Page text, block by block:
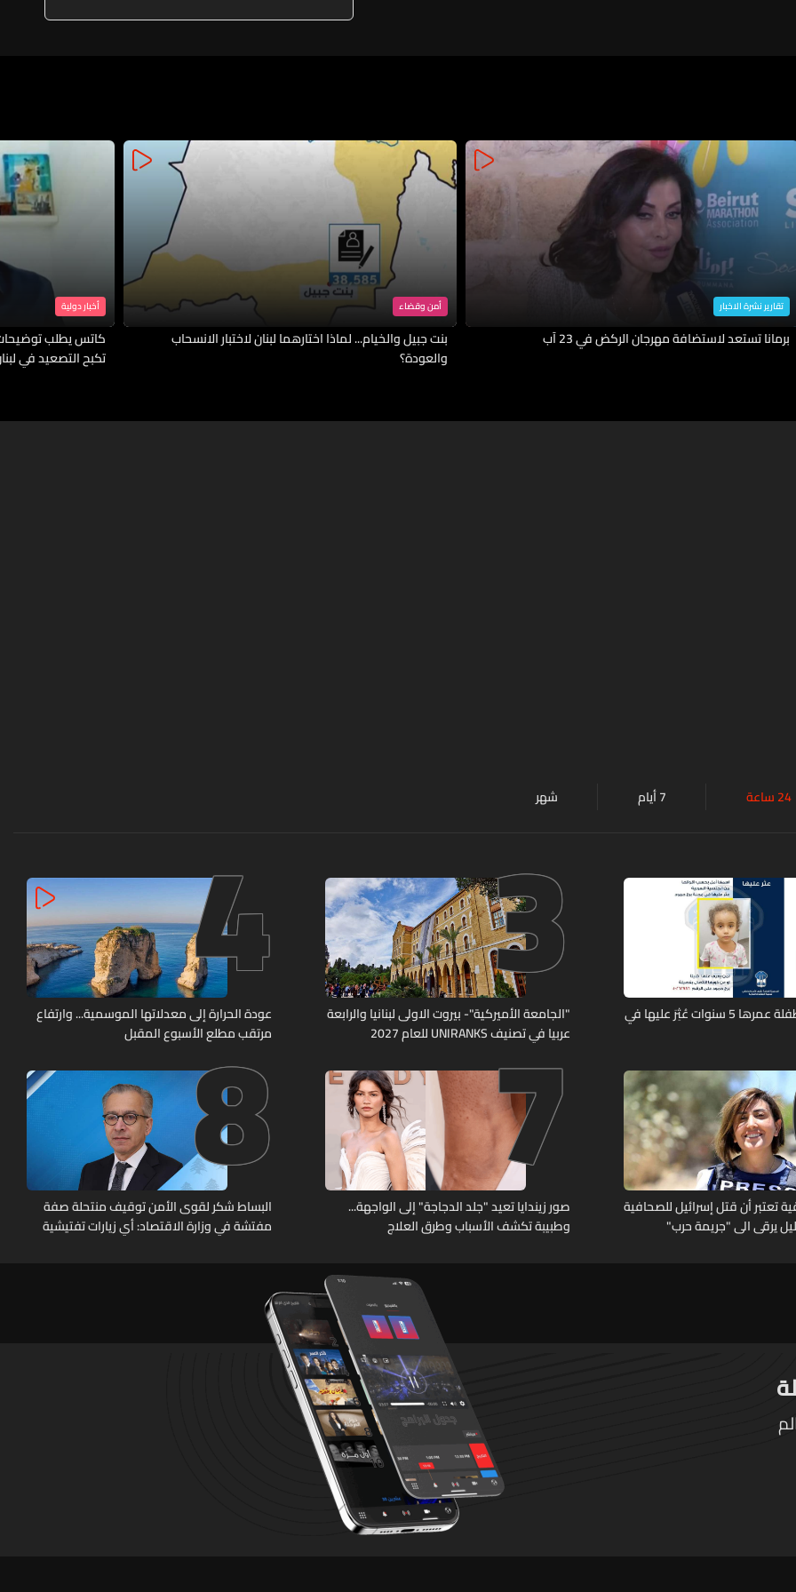
تقارير نشرة الاخبار
برمانا تستعد لاستضافة مهرجان الركض في 23 آب
أمن وقضاء
بنت جبيل والخيام... لماذا اختارهما لبنان لاختبار الانسحاب
والعودة؟
أخبار دولية
كاتس يطلب
تكبح التصعيد في
24 ساعة 7 أيام شهر
تعميم صورة طفلة عمرها 5 سنوات عُثِرَ عليها في
3
"الجامعة الأميركية"- بيروت الاولى لبنانيا والرابعة
عربيا في تصنيف UNIRANKS للعام 2027
4
عودة الحرارة إلى معدلاتها الموسمية... وارتفاع
مرتقب مطلع الأسبوع المقبل
تعتبر أن قتل إسرائيل للصحافية
يرقى الى "جريمة حرب"
7
صور زيندايا تعيد "جلد الدجاجة" إلى الواجهة...
وطبيبة تكشف الأسباب وطرق العلاج
8
البساط شكر لقوى الأمن توقيف منتحلة صفة
مفتشة في وزارة الاقتصاد: أي زيارات تفتيشية